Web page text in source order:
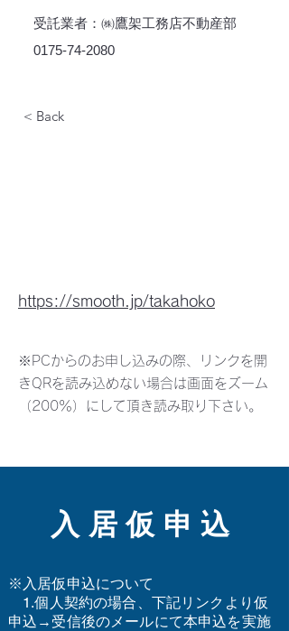
受託業者：㈱鷹架工務店不動産部
0175-74-2080
< Back
https://smooth.jp/takahoko
​※PCからのお申し込みの際、リンクを開
きQRを読み込めない場合は画面をズーム
（200％）にして頂き読み取り下さい。
入居仮申込
※入居仮申込について
​ 1.個人契約の場合、下記リンクより仮
申込→受信後のメールにて本申込を実施